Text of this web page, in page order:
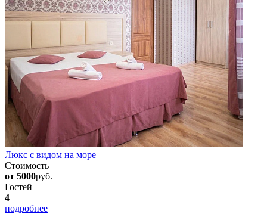
Люкс с видом на море
Стоимость
от 5000руб.
Гостей
4
подробнее